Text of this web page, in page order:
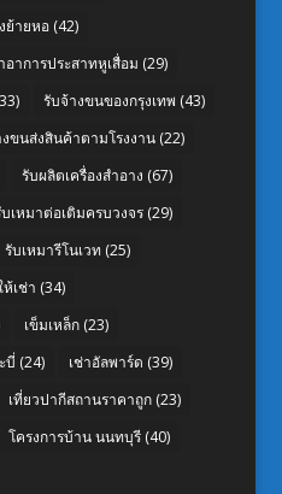
ย้ายหอ(42)
อาการประสาทหูเสื่อม (29)
รับจ้างขนของกรุงเทพ (43)
ขนส่งสินค้าตามโรงงาน(22)
รับผลิตเครื่องสำอาง (67)
บเหมาต่อเติมครบวงจร(29)
รับเหมารีโนเวท (25)
เช่า (34)
เข็มเหล็ก(23)
บี่ (24) เช่าอัลพาร์ด (39)
เที่ยวปากีสถานราคาถูก(23)
โครงการบ้าน นนทบุรี(40)